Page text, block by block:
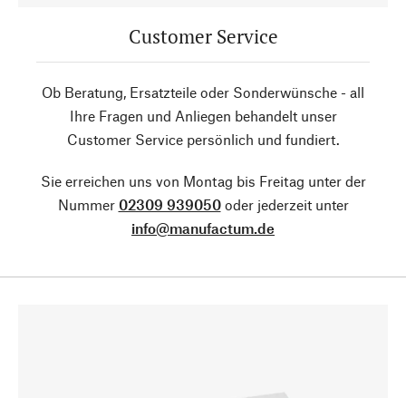
Customer Service
Ob Beratung, Ersatzteile oder Sonderwünsche - all
Ihre Fragen und Anliegen behandelt unser
Customer Service persönlich und fundiert.
Sie erreichen uns von Montag bis Freitag unter der
Nummer 02309 939050oder jederzeit unter
info@manufactum.de